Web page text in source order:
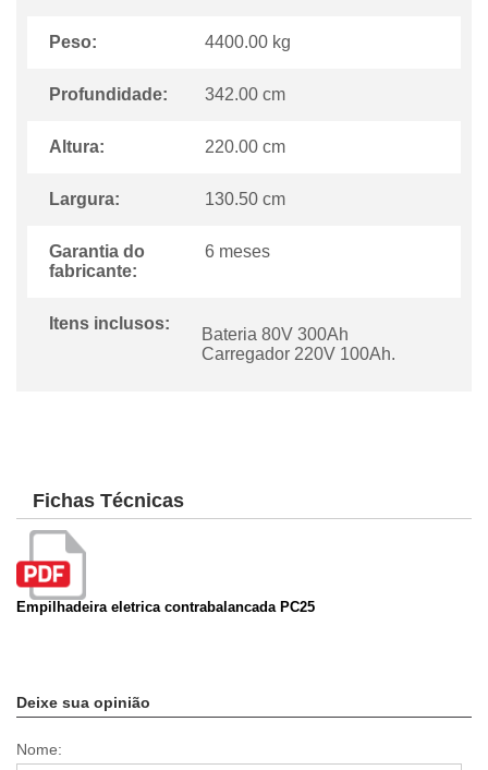
Peso: 4400.00 kg
Profundidade: 342.00 cm
Altura: 220.00 cm
Largura: 130.50 cm
Garantia do
fabricante:
6 meses
Itens inclusos:
Bateria 80V 300Ah
Carregador 220V 100Ah.
Fichas Técnicas
Empilhadeira eletrica contrabalancada PC25
Deixe sua opinião
Nome: